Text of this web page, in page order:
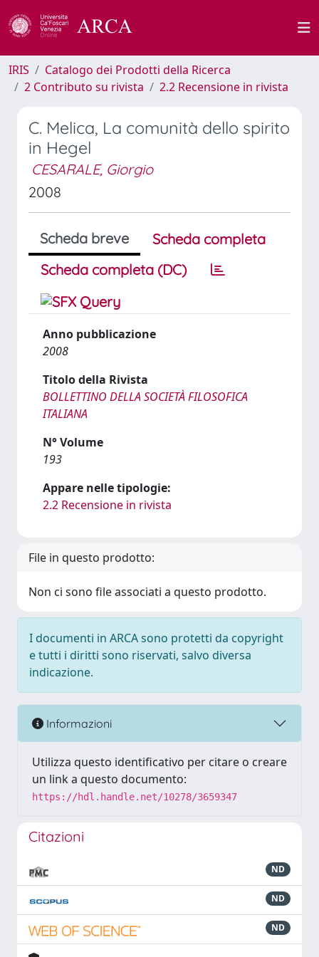
IRIS
Catalogo dei Prodotti della Ricerca
2 Contributo su rivista
2.2 Recensione in rivista
C. Melica, La comunità dello spirito
in Hegel
CESARALE, Giorgio
2008
Scheda breve
Scheda completa
Scheda completa (DC)
Anno pubblicazione
2008
Titolo della Rivista
BOLLETTINO DELLA SOCIETÀ FILOSOFICA
ITALIANA
N° Volume
193
Appare nelle tipologie:
2.2 Recensione in rivista
File in questo prodotto:
Non ci sono file associati a questo prodotto.
I documenti in ARCA sono protetti da copyright
e tutti i diritti sono riservati, salvo diversa
indicazione.
Informazioni
Utilizza questo identificativo per citare o creare
un link a questo documento:
https://hdl.handle.net/10278/3659347
Citazioni
ND
ND
ND